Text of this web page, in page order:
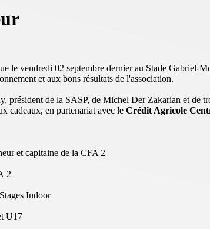
le vendredi 02 septembre dernier au Stade Gabriel-
et aux bons résultats de l'association.
président de la SASP, de Michel Der Zakarian et
cadeaux, en partenariat avec le Crédit Agricole
et capitaine de la CFA 2
2
Indoor
U17